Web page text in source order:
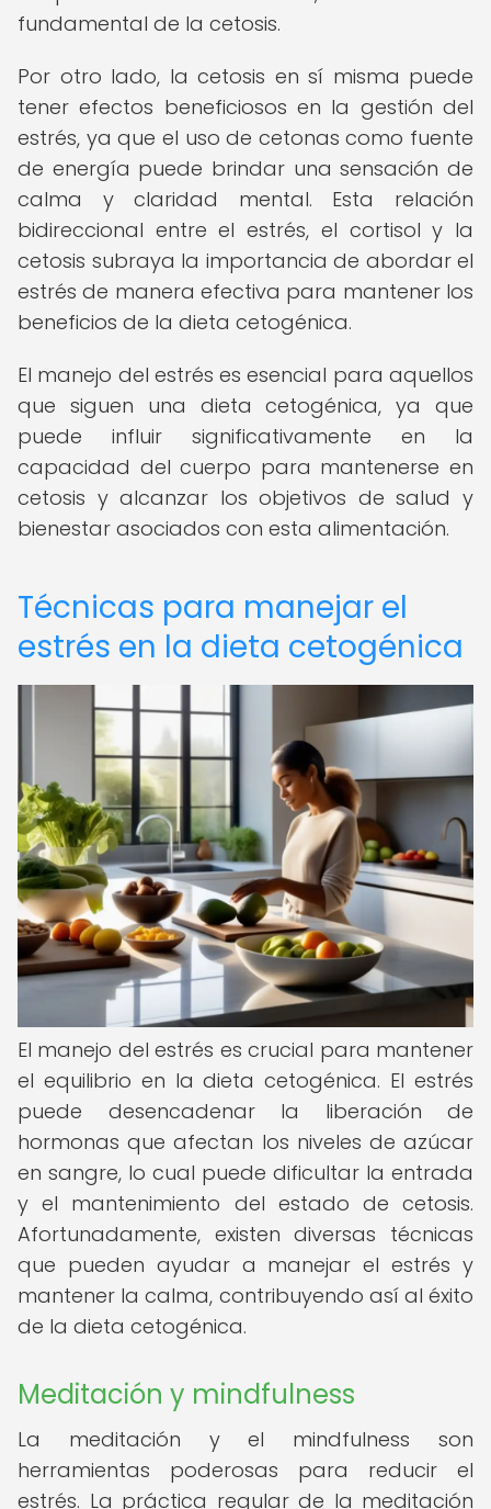
fundamental de la cetosis.
Por otro lado, la cetosis en sí misma puede
tener efectos beneficiosos en la gestión del
estrés, ya que el uso de cetonas como fuente
de energía puede brindar una sensación de
calma y claridad mental. Esta relación
bidireccional entre el estrés, el cortisol y la
cetosis subraya la importancia de abordar el
estrés de manera efectiva para mantener los
beneficios de la dieta cetogénica.
El manejo del estrés es esencial para aquellos
que siguen una dieta cetogénica, ya que
puede influir significativamente en la
capacidad del cuerpo para mantenerse en
cetosis y alcanzar los objetivos de salud y
bienestar asociados con esta alimentación.
Técnicas para manejar el
estrés en la dieta cetogénica
El manejo del estrés es crucial para mantener
el equilibrio en la dieta cetogénica. El estrés
puede desencadenar la liberación de
hormonas que afectan los niveles de azúcar
en sangre, lo cual puede dificultar la entrada
y el mantenimiento del estado de cetosis.
Afortunadamente, existen diversas técnicas
que pueden ayudar a manejar el estrés y
mantener la calma, contribuyendo así al éxito
de la dieta cetogénica.
Meditación y mindfulness
La meditación y el mindfulness son
herramientas poderosas para reducir el
estrés. La práctica regular de la meditación